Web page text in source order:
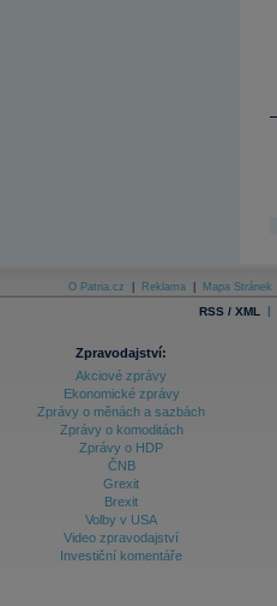
O Patria.cz Reklama Mapa Stránek
RSS / XML |
Zpravodajství:
Akciové zprávy
Ekonomické zprávy
Zprávy o měnách a sazbách
Zprávy o komoditách
Zprávy o HDP
ČNB
Grexit
Brexit
Volby v USA
Video zpravodajství
Investiční komentáře